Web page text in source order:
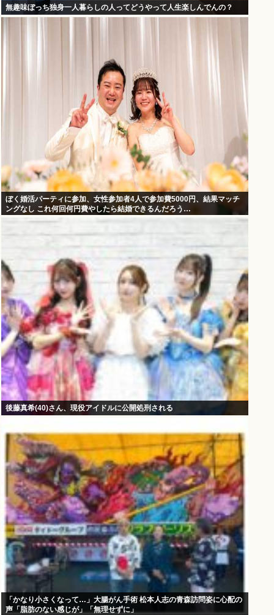
無趣味ぼっち独身一人暮らしの人ってどうやって人生楽しんでんの？
ぼく婚活パーティに参加、女性参加者4人で参加費5000円、結果マッチ
ングなし これ何回何円費やしたら結婚できるんだろう…
後藤真希(40)さん、現役アイドルに公開処刑される
「かなり小さくなって…」大腸がん手術 松本人志の青森訪問姿に心配の
声「脂肪のない感じが」「無理せずに」